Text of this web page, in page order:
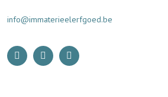
info@immaterieelerfgoed.be